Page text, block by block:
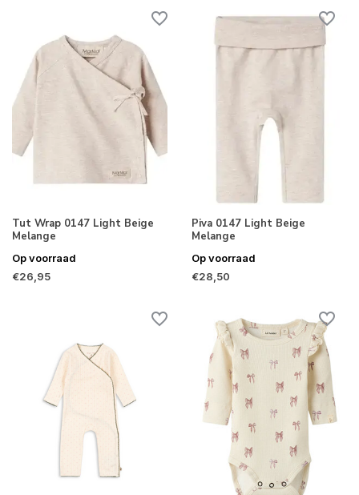
Tut Wrap 0147 Light Beige
Melange
Op voorraad
€26,95
Piva 0147 Light Beige
Melange
Op voorraad
€28,50